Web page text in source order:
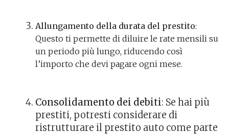
Allungamento della durata del prestito:
Questo ti permette di diluire le rate mensili su
un periodo più lungo, riducendo così
l’importo che devi pagare ogni mese.
Consolidamento dei debiti: Se hai più
prestiti, potresti considerare di
ristrutturare il prestito auto come parte